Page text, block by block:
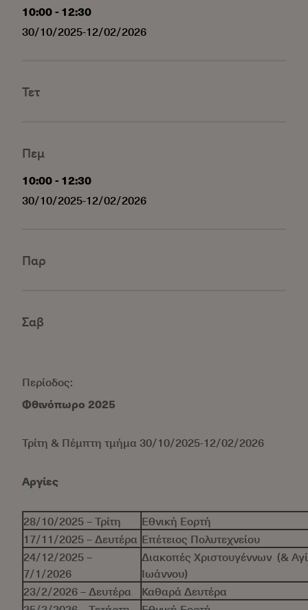
10:00- 12:30
30/10/2025-12/02/2026
Τετ
Πεμ
10:00- 12:30
30/10/2025-12/02/2026
Παρ
Σαβ
Περίοδος:
Φθινόπωρο 2025
Τρίτη & Πέμπτη τμήμα 30/10/2025-12/02/2026
Αργίες
28/10/2025 – Τρίτη
Εθνική Εορτή
17/11/2025 – Δευτέρα Επέτειος Πολυτεχνείου
24/12/2025 –
7/1/2026
Διακοπές Χριστουγέννων (&
Ιωάννου)
23/2/2026 – Δευτέρα
Καθαρά Δευτέρα